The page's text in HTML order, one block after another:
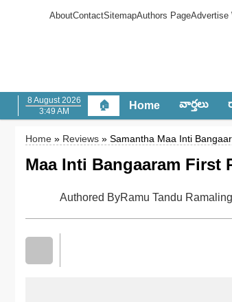
AboutContactSitemapAuthors PageAdvertise
8 August 2026
3:49 AM
🏠 Home వార్త‌లు
Home » Reviews » Samantha Maa Inti
Maa Inti Bangaaram
Authored ByRamu Tandu